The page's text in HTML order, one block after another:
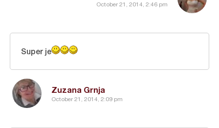
October 21, 2014, 2:46 pm
Zuzana Grnja
October 21, 2014, 2:09 pm
Super je